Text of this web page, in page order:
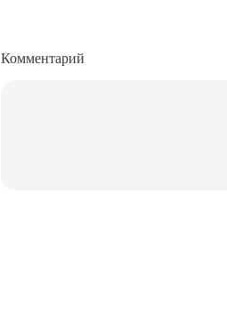
Комментарий